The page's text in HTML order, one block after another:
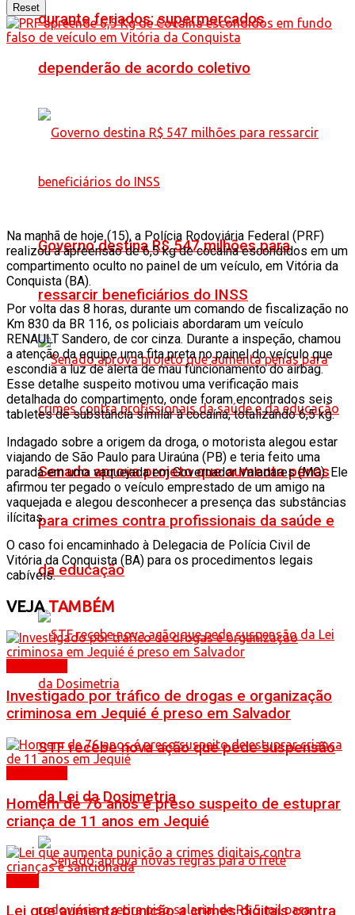
durante feriados; supermercados
dependerão de acordo coletivo
Governo destina R$ 547 milhões para
ressarcir beneficiários do INSS
Senado aprova projeto que aumenta penas
para crimes contra profissionais da saúde e
da educação
STF recebe nova ação que pede suspensão
da Lei da Dosimetria
Reset
Na manhã de hoje (15), a Polícia Rodoviária Federal (PRF)
realizou a apreensão de 6,5 kg de cocaína escondidos em um
compartimento oculto no painel de um veículo, em Vitória da
Conquista (BA).
Por volta das 8 horas, durante um comando de fiscalização no
Km 830 da BR 116, os policiais abordaram um veículo
RENAULT Sandero, de cor cinza. Durante a inspeção, chamou
a atenção da equipe uma fita preta no painel do veículo que
escondia a luz de alerta de mau funcionamento do airbag.
Esse detalhe suspeito motivou uma verificação mais
detalhada do compartimento, onde foram encontrados seis
tabletes de substância similar à cocaína, totalizando 6,5 kg.
Indagado sobre a origem da droga, o motorista alegou estar
viajando de São Paulo para Uiraúna (PB) e teria feito uma
parada em uma vaquejada em Governador Valadares (MG). Ele
afirmou ter pegado o veículo emprestado de um amigo na
vaquejada e alegou desconhecer a presença das substâncias
ilícitas.
O caso foi encaminhado à Delegacia de Polícia Civil de
Vitória da Conquista (BA) para os procedimentos legais
cabíveis.
VEJATAMBÉM
Investigado por tráfico de drogas e organização
criminosa em Jequié é preso em Salvador
Homem de 76 anos é preso suspeito de estuprar
criança de 11 anos em Jequié
Lei que aumenta punição a crimes digitais contra